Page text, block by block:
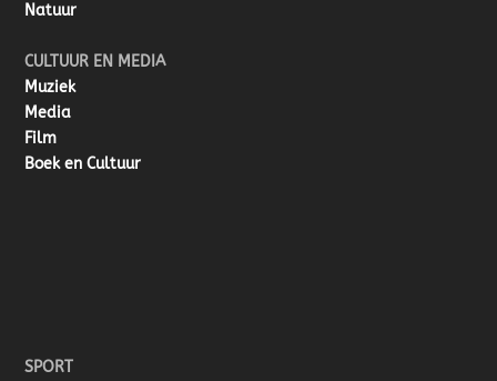
Natuur
CULTUUR EN MEDIA
Muziek
Media
Film
Boek en Cultuur
SPORT